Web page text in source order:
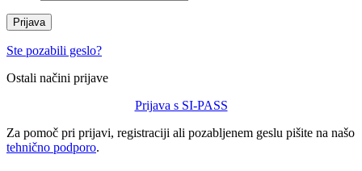
Prijava
Ste pozabili geslo?
Ostali načini prijave
Prijava s SI-PASS
Za pomoč pri prijavi, registraciji ali pozabljenem geslu pišite na našo
tehnično podporo.